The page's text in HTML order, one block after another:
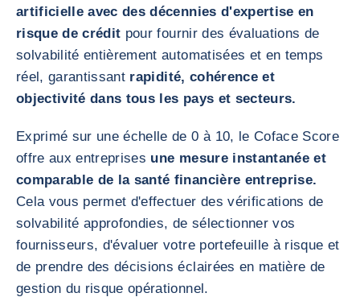
artificielle avec des décennies d'expertise en
risque de crédit pour fournir des évaluations de
solvabilité entièrement automatisées et en temps
réel, garantissant rapidité, cohérence et
objectivité dans tous les pays et secteurs.
Exprimé sur une échelle de 0 à 10, le Coface Score
offre aux entreprises une mesure instantanée et
comparable de la santé financière entreprise.
Cela vous permet d'effectuer des vérifications de
solvabilité approfondies, de sélectionner vos
fournisseurs, d'évaluer votre portefeuille à risque et
de prendre des décisions éclairées en matière de
gestion du risque opérationnel.